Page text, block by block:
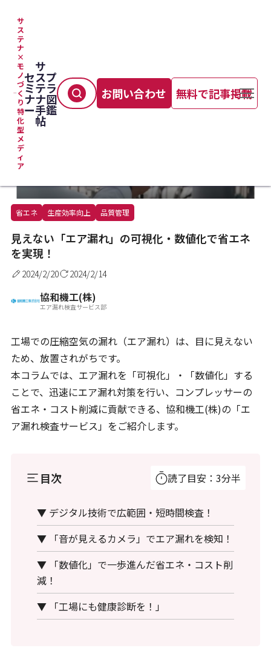
サ
ス
テ
ナ
×
モ
ノ
づ
く
り
特
化
型
メ
デ
ィ
ア
セ
ミ
ナ
ー
サ
ス
テ
ナ
手
帖
プ
ラ
図
鑑
お問い合わせ 無料で記事掲載
TOP
省エネ 生産効率向上 品質管理
見えない「エア漏れ」の可視化・数値化で省エネ
を実現！
2024/2/20 2024/2/14
協和機工(株)
エア漏れ検査サービス部
工場での圧縮空気の漏れ（エア漏れ）は、目に見えない
ため、放置されがちです。
本コラムでは、エア漏れを「可視化」・「数値化」する
ことで、迅速にエア漏れ対策を行い、コンプレッサーの
省エネ・コスト削減に貢献できる、協和機工(株)の「エ
ア漏れ検査サービス」をご紹介します。
目次 読了目安：3分半
▼ デジタル技術で広範囲・短時間検査！
▼ 「音が見えるカメラ」でエア漏れを検知！
▼ 「数値化」で一歩進んだ省エネ・コスト削
減！
▼ 「工場にも健康診断を！」